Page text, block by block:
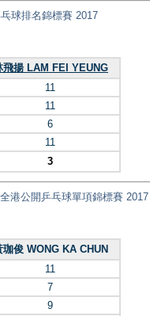
球排名錦標賽 2017
飛揚 LAM FEI YEUNG
11
11
6
11
3
港公開乒乓球單項錦標賽 2017
珈俊 WONG KA CHUN
11
7
9